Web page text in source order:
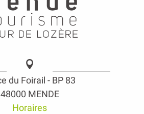
du Foirail - BP 83
48000 MENDE
Horaires